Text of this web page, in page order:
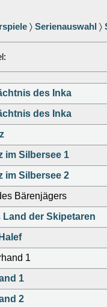
〉 Serienauswahl 〉
des Inka
des Inka
im Silbersee 1
im Silbersee 2
Bärenjägers
Land der Skipetaren
1
1
2